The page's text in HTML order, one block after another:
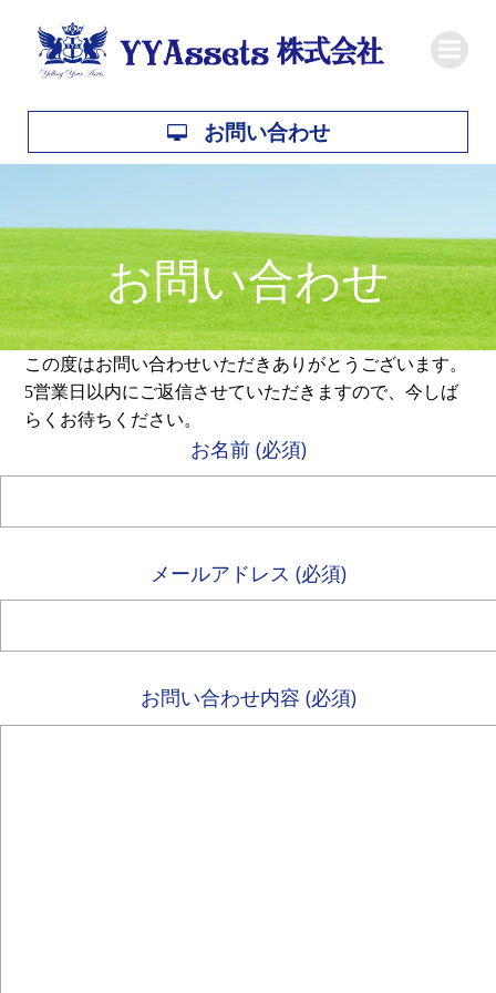
テ
ツ
へ
ッ
プ
お問い合わせ
お問い合わせ
この度はお問い合わせいただきありがとうございます。
5営業日以内にご返信させていただきますので、今しば
らくお待ちください。
お名前 (必須)
メールアドレス (必須)
お問い合わせ内容 (必須)